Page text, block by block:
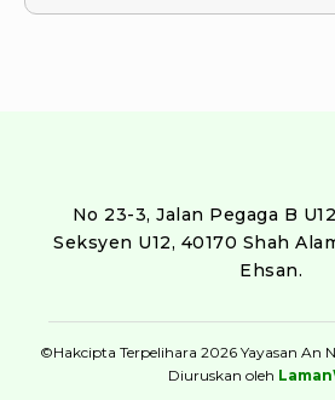
No 23-3, Jalan Pegaga B
Seksyen U12, 40170 Shah
Ehsan.
©Hakcipta Terpelihara 2026 Yayasan An
Diuruskan oleh